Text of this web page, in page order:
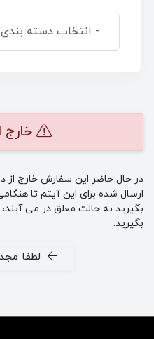
در حال حاضر این سفارش خارج
ارسال شده برای این آیتم تا
بگیرید به حالت معلق در می
بگیرید.
لطفا